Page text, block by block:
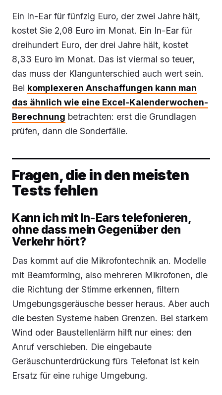
Ein In-Ear für fünfzig Euro, der zwei Jahre hält,
kostet Sie 2,08 Euro im Monat. Ein In-Ear für
dreihundert Euro, der drei Jahre hält, kostet
8,33 Euro im Monat. Das ist viermal so teuer,
das muss der Klangunterschied auch wert sein.
Bei komplexeren Anschaffungen kann man
das ähnlich wie eine Excel-Kalenderwochen-
Berechnung betrachten: erst die Grundlagen
prüfen, dann die Sonderfälle.
Fragen, die in den meisten
Tests fehlen
Kann ich mit In-Ears telefonieren,
ohne dass mein Gegenüber den
Verkehr hört?
Das kommt auf die Mikrofontechnik an. Modelle
mit Beamforming, also mehreren Mikrofonen, die
die Richtung der Stimme erkennen, filtern
Umgebungsgeräusche besser heraus. Aber auch
die besten Systeme haben Grenzen. Bei starkem
Wind oder Baustellenlärm hilft nur eines: den
Anruf verschieben. Die eingebaute
Geräuschunterdrückung fürs Telefonat ist kein
Ersatz für eine ruhige Umgebung.